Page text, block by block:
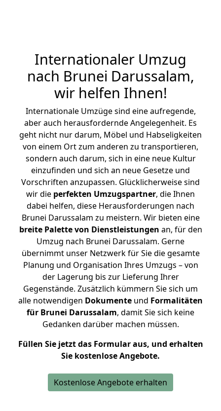
Internationaler Umzug
nach Brunei Darussalam,
wir helfen Ihnen!
Internationale Umzüge sind eine aufregende,
aber auch herausfordernde Angelegenheit. Es
geht nicht nur darum, Möbel und Habseligkeiten
von einem Ort zum anderen zu transportieren,
sondern auch darum, sich in eine neue Kultur
einzufinden und sich an neue Gesetze und
Vorschriften anzupassen. Glücklicherweise sind
wir die perfekten Umzugspartner, die Ihnen
dabei helfen, diese Herausforderungen nach
Brunei Darussalam zu meistern. Wir bieten eine
breite Palette von Dienstleistungen an, für den
Umzug nach Brunei Darussalam. Gerne
übernimmt unser Netzwerk für Sie die gesamte
Planung und Organisation Ihres Umzugs – von
der Lagerung bis zur Lieferung Ihrer
Gegenstände. Zusätzlich kümmern Sie sich um
alle notwendigen Dokumente und Formalitäten
für Brunei Darussalam, damit Sie sich keine
Gedanken darüber machen müssen.
Füllen Sie jetzt das Formular aus, und erhalten
Sie kostenlose Angebote.
Kostenlose Angebote erhalten